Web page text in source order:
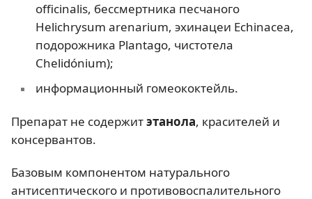
officinаlis, бессмертника песчаного
Helichrуsum arenаrium, эхинацеи Echinacea,
подорожника Plantаgo, чистотела
Chelidónium);
информационный гомеококтейль.
Препарат не содержитэтанола, красителей и
консервантов.
Базовым компонентом натурального
антисептического и противовоспалительного